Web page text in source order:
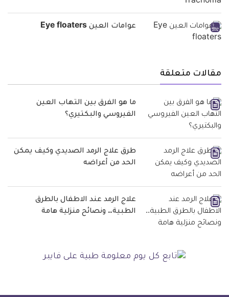
عوامات العين Eye floaters
مقالات متعلقة
ما هو الفرق بين التهاب العين
الفيروسي والبكتيري؟
طرق علاج الرمد الصديدي وكيف يمكن
الحد من أعراضه
علاج الرمد عند الاطفال بالطرق
الطبية.. ونصائح منزلية هامة